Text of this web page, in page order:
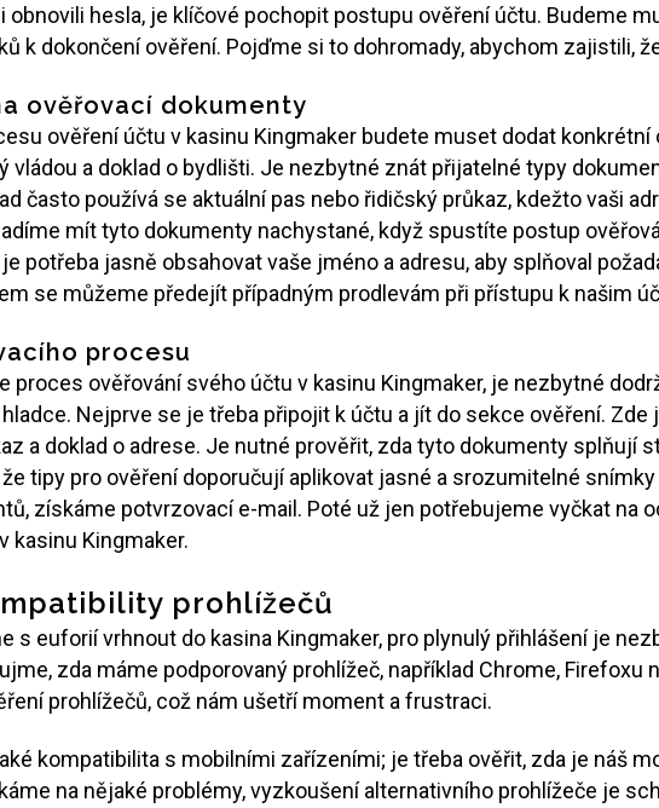
obnovili hesla, je klíčové pochopit postupu ověření účtu. Budeme
k dokončení ověření. Pojďme si to dohromady, abychom zajistili,
ověřovací dokumenty
ověření účtu v kasinu Kingmaker budete muset dodat
vládou a doklad o bydlišti. Je nezbytné znát přijatelné typy
často používá se aktuální pas nebo řidičský průkaz, kdežto vaši
mít tyto dokumenty nachystané, když spustíte postup
potřeba jasně obsahovat vaše jméno a adresu, aby splňoval
se můžeme předejít případným prodlevám při přístupu k našim
procesu
proces ověřování svého účtu v kasinu Kingmaker, je nezbytné
Nejprve se je třeba připojit k účtu a jít do sekce ověření.
a doklad o adrese. Je nutné prověřit, zda tyto dokumenty splňují
tipy pro ověření doporučují aplikovat jasné a srozumitelné
získáme potvrzovací e-mail. Poté už jen potřebujeme vyčkat na
kasinu Kingmaker.
prohlížečů
s euforií vrhnout do kasina Kingmaker, pro plynulý přihlášení je
zda máme podporovaný prohlížeč, například Chrome,
prohlížečů, což nám ušetří moment a frustraci.
kompatibilita s mobilními zařízeními; je třeba ověřit, zda je náš
na nějaké problémy, vyzkoušení alternativního prohlížeče je